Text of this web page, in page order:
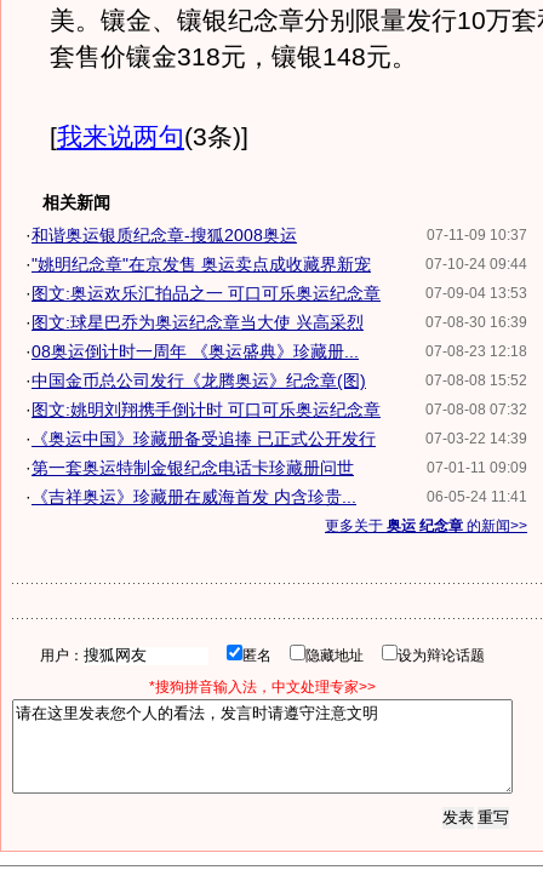
美。镶金、镶银纪念章分别限量发行10万
套售价镶金318元，镶银148元。
[我来说两句(3条)]
相关新闻
07-11-09 10:37
·和谐奥运银质纪念章-搜狐2008奥运
07-10-24 09:44
·"姚明纪念章"在京发售 奥运卖点成收藏界新宠
07-09-04 13:53
·图文:奥运欢乐汇拍品之一 可口可乐奥运纪念章
07-08-30 16:39
·图文:球星巴乔为奥运纪念章当大使 兴高采烈
07-08-23 12:18
·08奥运倒计时一周年 《奥运盛典》珍藏册...
07-08-08 15:52
·中国金币总公司发行《龙腾奥运》纪念章(图)
07-08-08 07:32
·图文:姚明刘翔携手倒计时 可口可乐奥运纪念章
07-03-22 14:39
· 《奥运中国》珍藏册备受追捧 已正式公开发行
07-01-11 09:09
·第一套奥运特制金银纪念电话卡珍藏册问世
06-05-24 11:41
· 《吉祥奥运》珍藏册在威海首发 内含珍贵...
更多关于 奥运 纪念章 的新闻>>
用户： 匿名 隐藏地址
设为辩论话题
*搜狗拼音输入法，中文处理专家>>